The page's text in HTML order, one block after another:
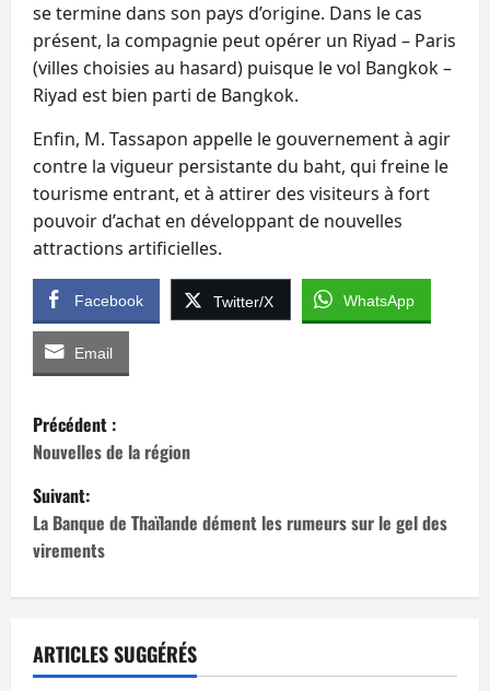
se termine dans son pays d’origine. Dans le cas
présent, la compagnie peut opérer un Riyad – Paris
(villes choisies au hasard) puisque le vol Bangkok –
Riyad est bien parti de Bangkok.
Enfin, M. Tassapon appelle le gouvernement à agir
contre la vigueur persistante du baht, qui freine le
tourisme entrant, et à attirer des visiteurs à fort
pouvoir d’achat en développant de nouvelles
attractions artificielles.
Facebook Twitter/X WhatsApp
Email
N
a
v
i
g
a
Précédent :
Nouvelles de la région
Suivant:
La Banque de Thaïlande dément les rumeurs sur le gel des
virements
ARTICLES SUGGÉRÉS